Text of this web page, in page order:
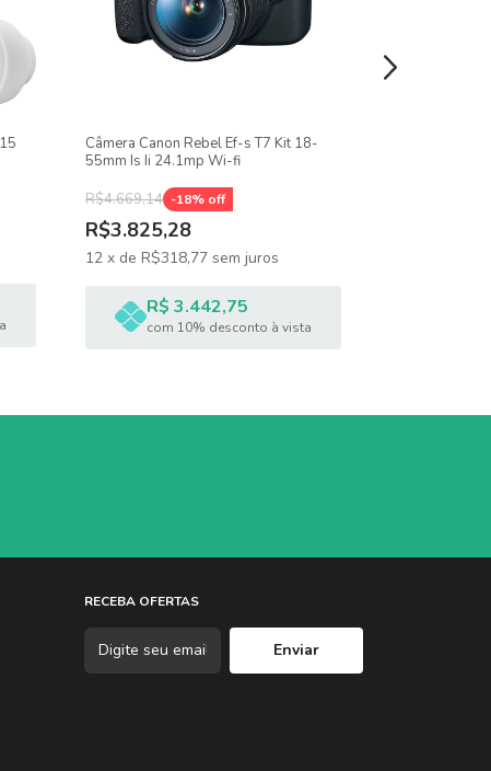
Câmera Canon Rebel Ef-s T7 Kit 18-
55mm Is Ii 24.1mp Wi-fi
R$4.669,14 -18% off
R$3.825,28
12 x de R$318,77 sem juros
R$ 3.442,75
com 10% desconto à vista
RECEBA OFERTAS